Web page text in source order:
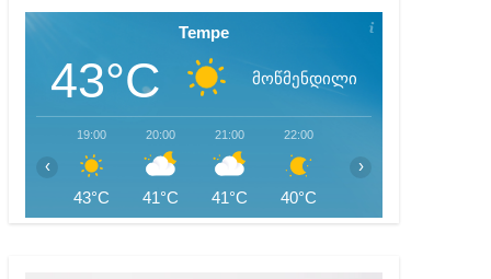
Tempe
43°C მოწმენდილი
19:00
43°C
20:00
41°C
21:00
41°C
22:00
40°C
‹ ›